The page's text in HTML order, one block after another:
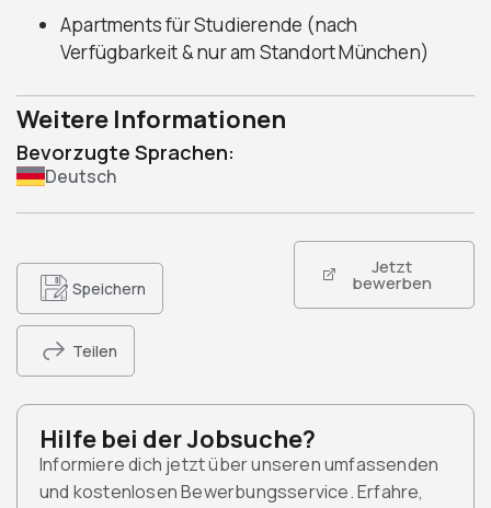
Apartments für Studierende (nach
Verfügbarkeit & nur am Standort München)
Weitere Informationen
Bevorzugte Sprachen:
Deutsch
Speichern
Teilen
Jetzt
bewerben
Hilfe bei der Jobsuche?
Informiere dich jetzt über unseren umfassenden
und kostenlosen Bewerbungsservice. Erfahre,